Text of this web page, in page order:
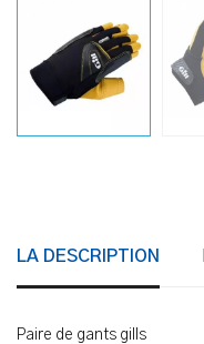
LA DESCRIPTION
Paire de gants gills